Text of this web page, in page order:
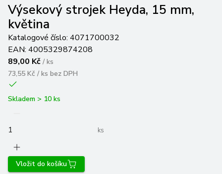
Výsekový strojek Heyda, 15 mm,
květina
Katalogové číslo: 4071700032
EAN: 4005329874208
89,00 Kč / ks
73,55 Kč / ks bez DPH
Skladem > 10 ks
ks
Vložit do košíku